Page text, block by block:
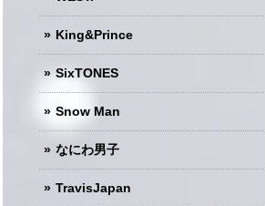
King&Prince
SixTONES
Snow Man
なにわ男子
TravisJapan